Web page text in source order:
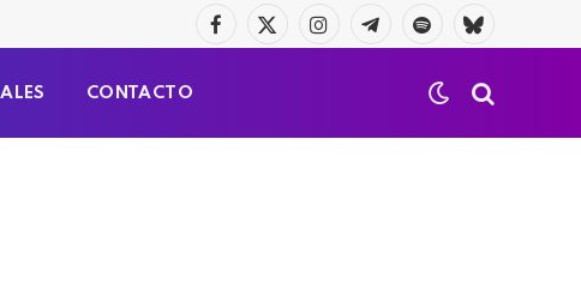
Facebook
X
InstagramTelegramaSpotifyBluesky
CONTACTO